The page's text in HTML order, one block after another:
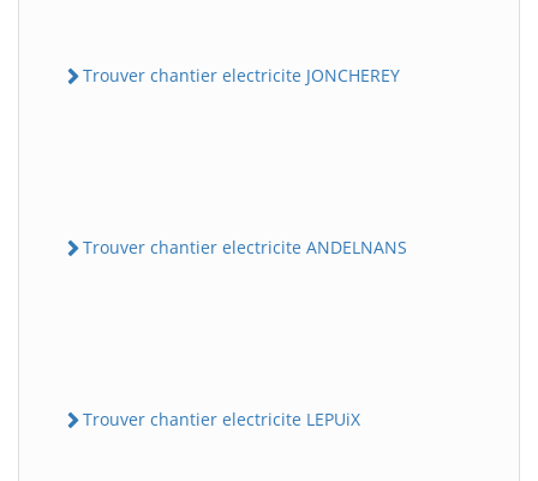
Trouver chantier electricite JONCHEREY
Trouver chantier electricite ANDELNANS
Trouver chantier electricite LEPUiX